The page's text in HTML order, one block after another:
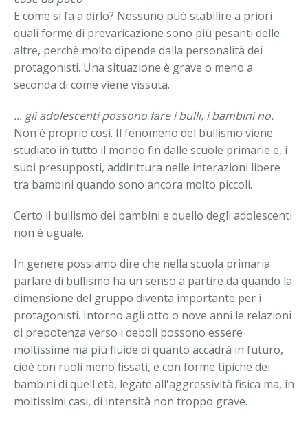
E come si fa a dirlo? Nessuno può stabilire a priori
quali forme di prevaricazione sono più pesanti delle
altre, perchè molto dipende dalla personalità dei
protagonisti. Una situazione è grave o meno a
seconda di come viene vissuta.
... gli adolescenti possono fare i bulli, i bambini no.
Non è proprio così. Il fenomeno del bullismo viene
studiato in tutto il mondo fin dalle scuole primarie e, i
suoi presupposti, addirittura nelle interazioni libere
tra bambini quando sono ancora molto piccoli.
Certo il bullismo dei bambini e quello degli adolescenti
non è uguale.
In genere possiamo dire che nella scuola primaria
parlare di bullismo ha un senso a partire da quando la
dimensione del gruppo diventa importante per i
protagonisti. Intorno agli otto o nove anni le relazioni
di prepotenza verso i deboli possono essere
moltissime ma più fluide di quanto accadrà in futuro,
cioè con ruoli meno fissati, e con forme tipiche dei
bambini di quell'età, legate all'aggressività fisica ma, in
moltissimi casi, di intensità non troppo grave.